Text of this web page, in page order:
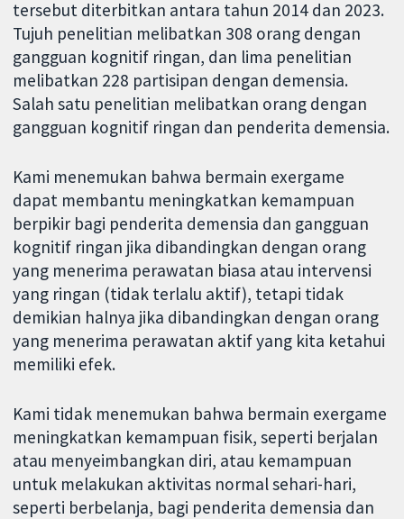
tersebut diterbitkan antara tahun 2014 dan 2023.
Tujuh penelitian melibatkan 308 orang dengan
gangguan kognitif ringan, dan lima penelitian
melibatkan 228 partisipan dengan demensia.
Salah satu penelitian melibatkan orang dengan
gangguan kognitif ringan dan penderita demensia.
Kami menemukan bahwa bermain exergame
dapat membantu meningkatkan kemampuan
berpikir bagi penderita demensia dan gangguan
kognitif ringan jika dibandingkan dengan orang
yang menerima perawatan biasa atau intervensi
yang ringan (tidak terlalu aktif), tetapi tidak
demikian halnya jika dibandingkan dengan orang
yang menerima perawatan aktif yang kita ketahui
memiliki efek.
Kami tidak menemukan bahwa bermain exergame
meningkatkan kemampuan fisik, seperti berjalan
atau menyeimbangkan diri, atau kemampuan
untuk melakukan aktivitas normal sehari-hari,
seperti berbelanja, bagi penderita demensia dan